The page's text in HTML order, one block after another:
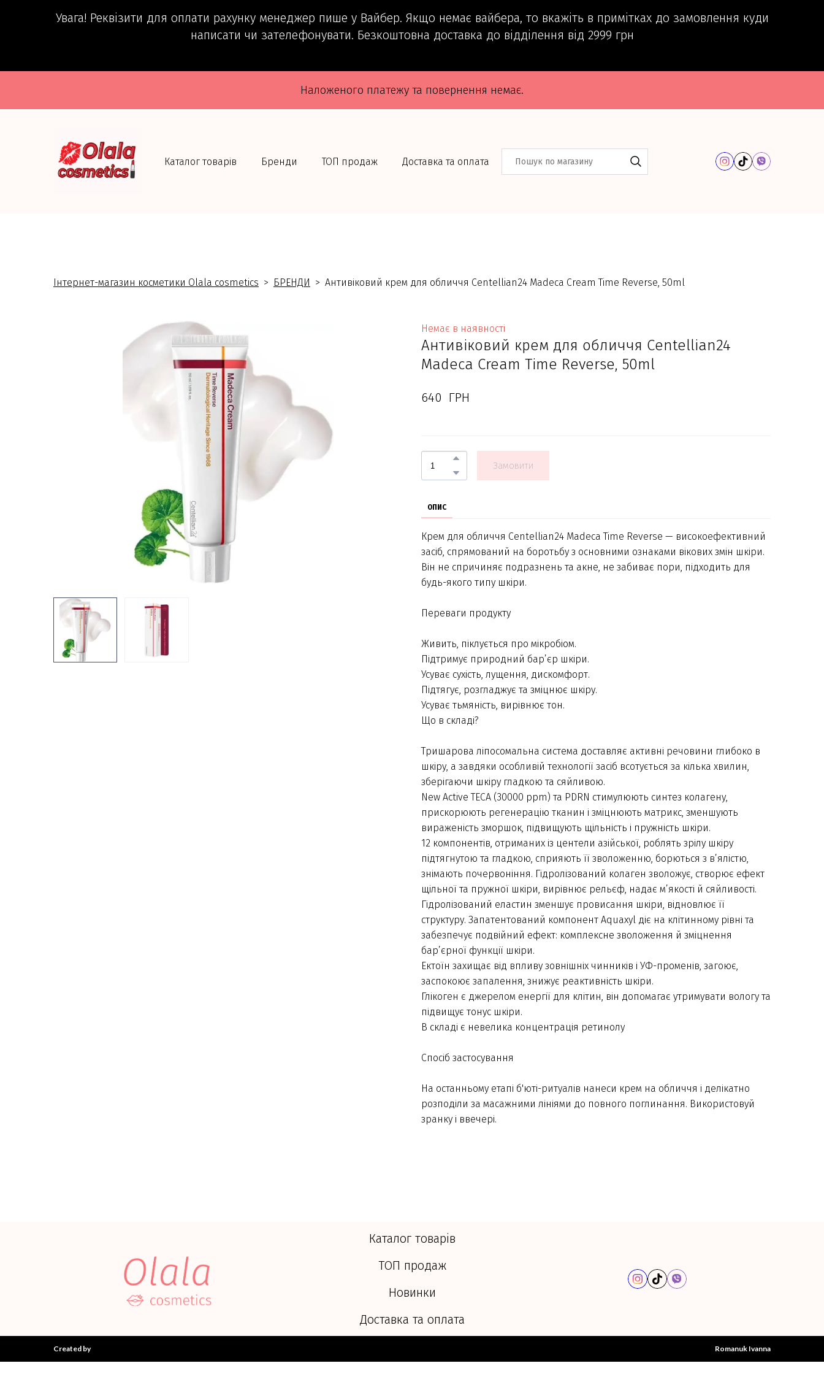
Увага! Реквізити для оплати рахунку менеджер пише у Вайбер. Якщо немає вайбера, то вкажіть в примітках до замовлення куди
написати чи зателефонувати. Безкоштовна доставка до відділення від 2999 грн
Наложеного платежу та повернення немає.
Каталог товарів Бренди ТОП продаж Доставка та оплата
Інтернет-магазин косметики Olala cosmetics БРЕНДИ Антивіковий крем для обличчя Centellian24 Madeca Cream Time Reverse, 50ml
Немає в наявності
Антивіковий крем для обличчя Centellian24
Madeca Cream Time Reverse, 50ml
640  ГРН
Замовити
ОПИС
Крем для обличчя Centellian24 Madeca Time Reverse — високоефективний
засіб, спрямований на боротьбу з основними ознаками вікових змін шкіри.
Він не спричиняє подразнень та акне, не забиває пори, підходить для
будь-якого типу шкіри.
Переваги продукту
Живить, піклується про мікробіом.
Підтримує природний бар’єр шкіри.
Усуває сухість, лущення, дискомфорт.
Підтягує, розгладжує та зміцнює шкіру.
Усуває тьмяність, вирівнює тон.
Що в складі?
Тришарова ліпосомальна система доставляє активні речовини глибоко в
шкіру, а завдяки особливій технології засіб всотується за кілька хвилин,
зберігаючи шкіру гладкою та сяйливою.
New Active TECA (30000 ppm) та PDRN стимулюють синтез колагену,
прискорюють регенерацію тканин і зміцнюють матрикс, зменшують
вираженість зморшок, підвищують щільність і пружність шкіри.
12 компонентів, отриманих із центели азійської, роблять зрілу шкіру
підтягнутою та гладкою, сприяють її зволоженню, борються з в’ялістю,
знімають почервоніння. Гідролізований колаген зволожує, створює ефект
щільної та пружної шкіри, вирівнює рельєф, надає м’якості й сяйливості.
Гідролізований еластин зменшує провисання шкіри, відновлює її
структуру. Запатентований компонент Aquaxyl діє на клітинному рівні та
забезпечує подвійний ефект: комплексне зволоження й зміцнення
бар’єрної функції шкіри.
Ектоїн захищає від впливу зовнішніх чинників і УФ-променів, загоює,
заспокоює запалення, знижує реактивність шкіри.
Глікоген є джерелом енергії для клітин, він допомагає утримувати вологу та
підвищує тонус шкіри.
В складі є невелика концентрація ретинолу
Спосіб застосування
На останньому етапі б'юті-ритуалів нанеси крем на обличчя і делікатно
розподіли за масажними лініями до повного поглинання. Використовуй
зранку і ввечері.
Каталог товарів
ТОП продаж
Новинки
Доставка та оплата
Created by Romanuk Ivanna